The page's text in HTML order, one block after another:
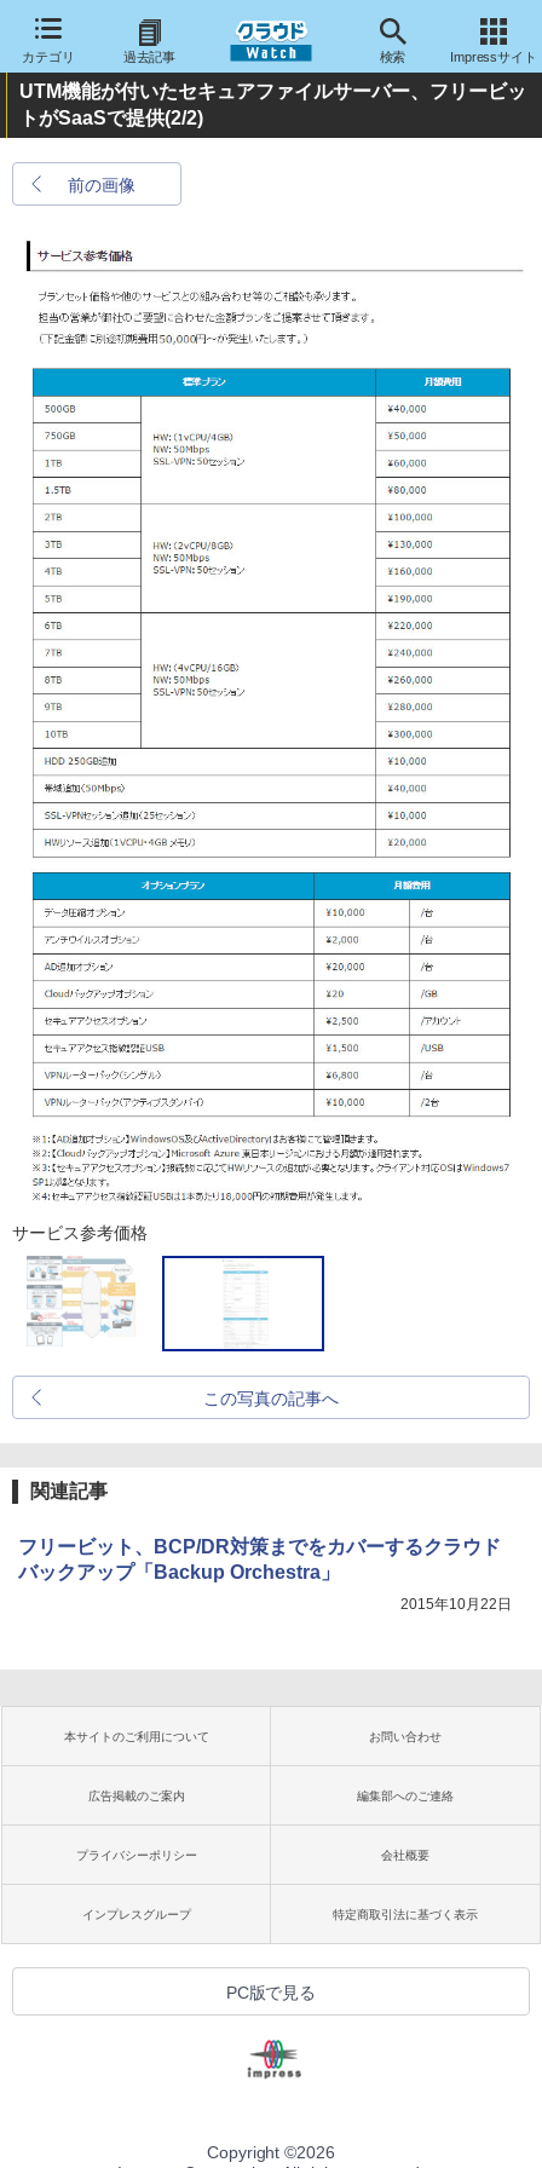
カテゴリ 過去記事 検索 Impressサイト
UTM機能が付いたセキュアファイルサーバー、フリービッ
トがSaaSで提供(2/2)
前の画像
サービス参考価格
この写真の記事へ
関連記事
フリービット、BCP/DR対策までをカバーするクラウド
バックアップ「Backup Orchestra」
2015年10月22日
本サイトのご利用について お問い合わせ
広告掲載のご案内 編集部へのご連絡
プライバシーポリシー 会社概要
インプレスグループ 特定商取引法に基づく表示
PC版で見る
Copyright ©2026